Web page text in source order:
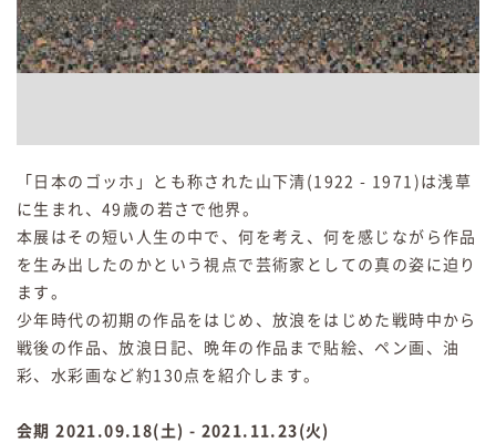
「日本のゴッホ」とも称された山下清(1922 - 1971)は浅草
に生まれ、49歳の若さで他界。
本展はその短い人生の中で、何を考え、何を感じながら作品
を生み出したのかという視点で芸術家としての真の姿に迫り
ます。
少年時代の初期の作品をはじめ、放浪をはじめた戦時中から
戦後の作品、放浪日記、晩年の作品まで貼絵、ペン画、油
彩、水彩画など約130点を紹介します。
会期 2021.09.18(土) - 2021.11.23(火)